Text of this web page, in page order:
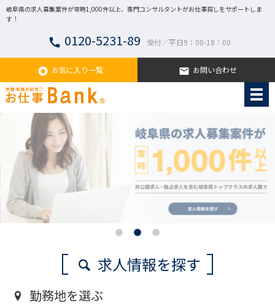
岐阜県の求人募集案件が常時1,000件以上、専門コンサルタントがお仕事探しをサポートしま
す！
call 0120-5231-89 受付／平日9：00-18：00
stars お気に入り一覧 email お問い合わせ
求人情報を探す
勤務地を選ぶ